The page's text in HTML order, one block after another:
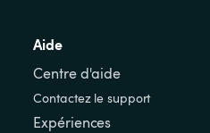
Aide
Centre d'aide
Contactez le support
Expériences